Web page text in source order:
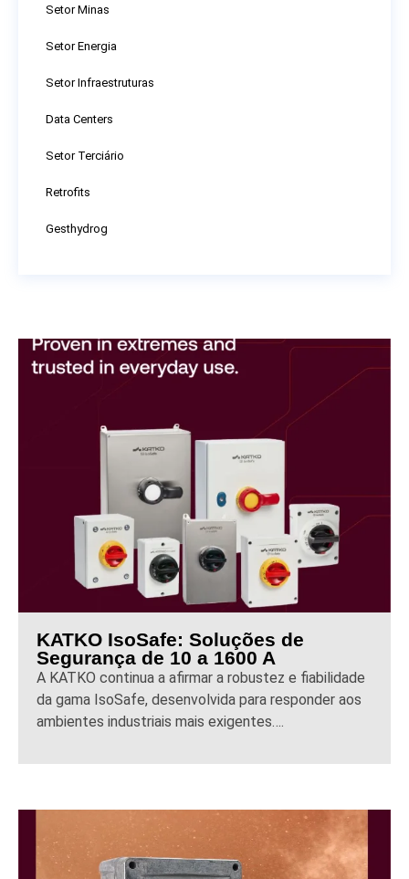
Setor Minas
Setor Energia
Setor Infraestruturas
Data Centers
Setor Terciário
Retrofits
Gesthydrog
KATKO IsoSafe: Soluções de
Segurança de 10 a 1600 A
A KATKO continua a afirmar a robustez e fiabilidade
da gama IsoSafe, desenvolvida para responder aos
ambientes industriais mais exigentes….